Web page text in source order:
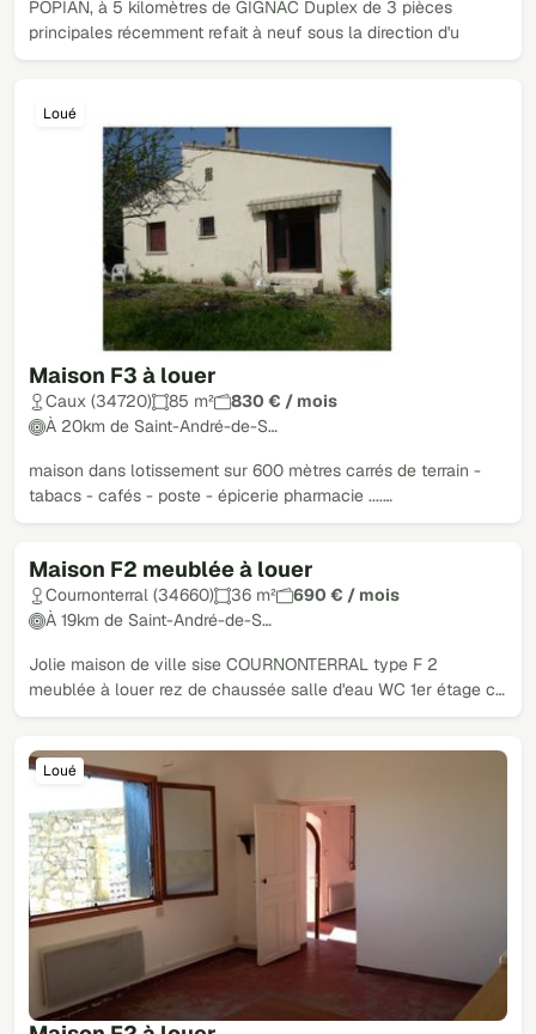
POPIAN, à 5 kilomètres de GIGNAC Duplex de 3 pièces
principales récemment refait à neuf sous la direction d'u
Maison F3 à louer
Loué
Caux (34720) 85 m²
830 € / mois
À 20km de Saint-André-de-S…
maison dans lotissement sur 600 mètres carrés de terrain -
tabacs - cafés - poste - épicerie pharmacie ....…
Maison F2 meublée à louer
Loué
Cournonterral (34660) 36 m²
690 € / mois
À 19km de Saint-André-de-S…
Jolie maison de ville sise COURNONTERRAL type F 2
meublée à louer rez de chaussée salle d'eau WC 1er étage c…
Loué